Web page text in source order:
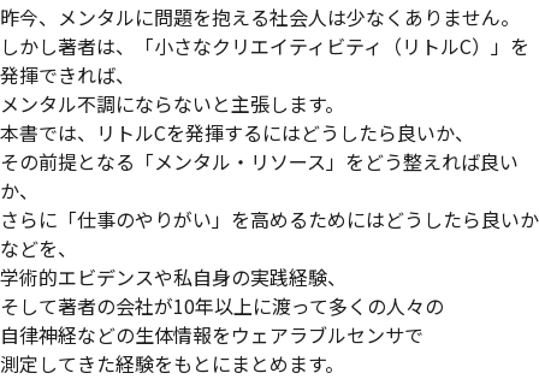
昨今、メンタルに問題を抱える社会人は少なくありません。
しかし著者は、「小さなクリエイティビティ（リトルC）」を
発揮できれば、
メンタル不調にならないと主張します。
本書では、リトルCを発揮するにはどうしたら良いか、
その前提となる「メンタル・リソース」をどう整えれば良い
か、
さらに「仕事のやりがい」を高めるためにはどうしたら良いか
などを、
学術的エビデンスや私自身の実践経験、
そして著者の会社が10年以上に渡って多くの人々の
自律神経などの生体情報をウェアラブルセンサで
測定してきた経験をもとにまとめます。